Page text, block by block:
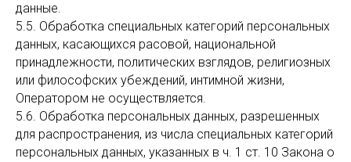
данные.
5.5. Обработка специальных категорий персональных
данных, касающихся расовой, национальной
принадлежности, политических взглядов, религиозных
или философских убеждений, интимной жизни,
Оператором не осуществляется.
5.6. Обработка персональных данных, разрешенных
для распространения, из числа специальных категорий
персональных данных, указанных в ч. 1 ст. 10 Закона о